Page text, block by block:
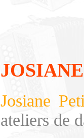
Josiane
ateliers de